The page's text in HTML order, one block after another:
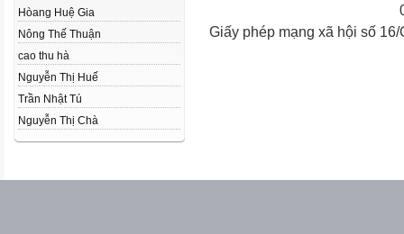
Hòang Huệ Gia
Nông Thế Thuận
cao thu hà
Nguyễn Thị Huế
Trần Nhật Tú
Nguyễn Thị Chà
Giấy phép mạng xã hội số